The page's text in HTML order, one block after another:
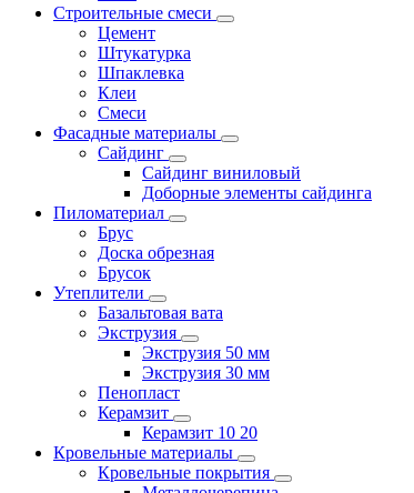
Строительные смеси
Цемент
Штукатурка
Шпаклевка
Клеи
Смеси
Фасадные материалы
Сайдинг
Сайдинг виниловый
Доборные элементы сайдинга
Пиломатериал
Брус
Доска обрезная
Брусок
Утеплители
Базальтовая вата
Экструзия
Экструзия 50 мм
Экструзия 30 мм
Пенопласт
Керамзит
Керамзит 10 20
Кровельные материалы
Кровельные покрытия